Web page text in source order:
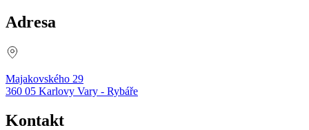
Adresa
Majakovského 29
360 05 Karlovy Vary - Rybáře
Kontakt